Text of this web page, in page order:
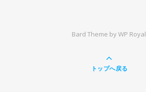
Bard Theme byWP Royal
トップへ戻る